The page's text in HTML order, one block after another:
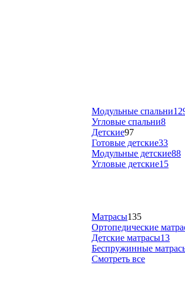
Модульные спальни
Угловые спальни8
Детские97
Готовые детские33
Модульные детские88
Угловые детские15
Матрасы135
Ортопедические
Детские матрасы13
Беспружинные
Смотреть все